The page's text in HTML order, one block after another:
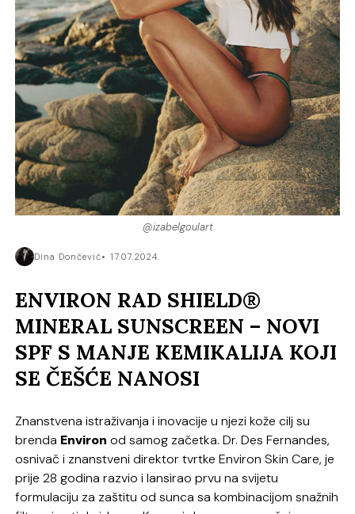
@izabelgoulart
Dina Dončević 17.07.2024.
ENVIRON RAD SHIELD®
MINERAL SUNSCREEN – NOVI
SPF S MANJE KEMIKALIJA KOJI
SE ČEŠĆE NANOSI
Znanstvena istraživanja i inovacije u njezi kože cilj su
brenda Environ od samog začetka. Dr. Des Fernandes,
osnivač i znanstveni direktor tvrtke Environ Skin Care, je
prije 28 godina razvio i lansirao prvu na svijetu
formulaciju za zaštitu od sunca sa kombinacijom snažnih